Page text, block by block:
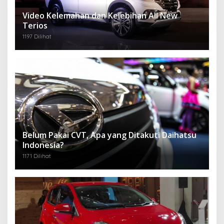
Video Kelemahan dan Kelebihan All New
Terios
1197 Dilihat
Belum Pakai CVT, Apa yang Ditakuti Daihatsu
Indonesia?
1171 Dilihat